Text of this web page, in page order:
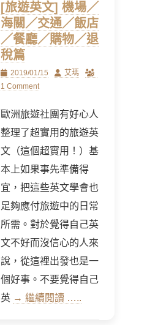
[旅遊英文] 機場／
海關／交通／飯店
／餐廳／購物／退
稅篇
Posted
on
2019/01/15 Author
艾瑪
1 Comment
歐洲旅遊社團有好心人
整理了超實用的旅遊英
文（這個超實用！）基
本上如果事先準備得
宜，把這些英文學會也
足夠應付旅遊中的日常
所需。對於覺得自己英
文不好而沒信心的人來
說，從這裡出發也是一
個好事。不要覺得自己
英 → 繼續閱讀 …..